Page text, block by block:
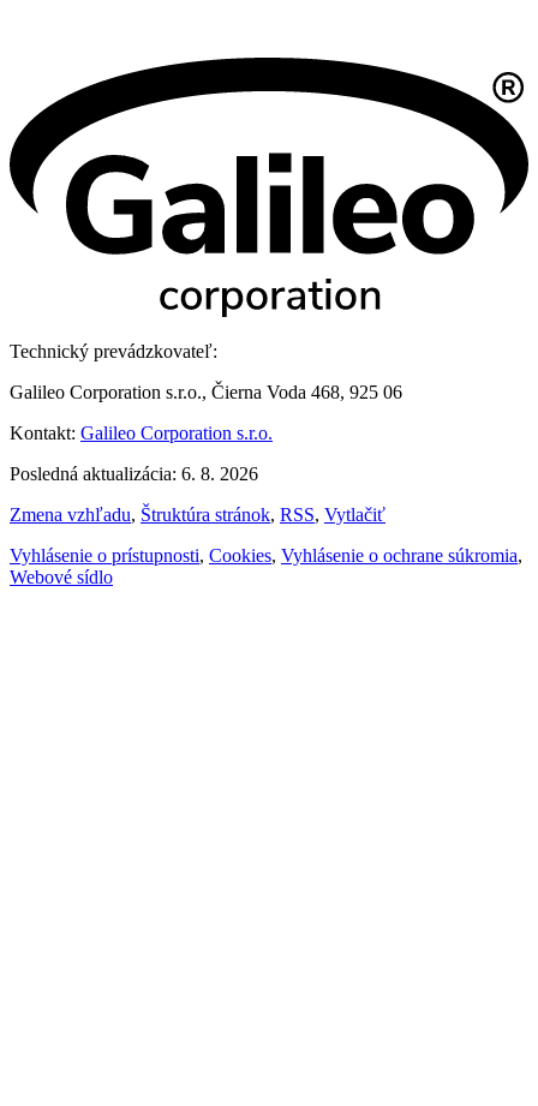
Technický prevádzkovateľ:
Galileo Corporation s.r.o., Čierna Voda 468, 925 06
Kontakt: Galileo Corporation s.r.o.
Posledná aktualizácia: 6. 8. 2026
Zmena vzhľadu, Štruktúra stránok, RSS, Vytlačiť
Vyhlásenie o prístupnosti, Cookies, Vyhlásenie o ochrane súkromia,
Webové sídlo